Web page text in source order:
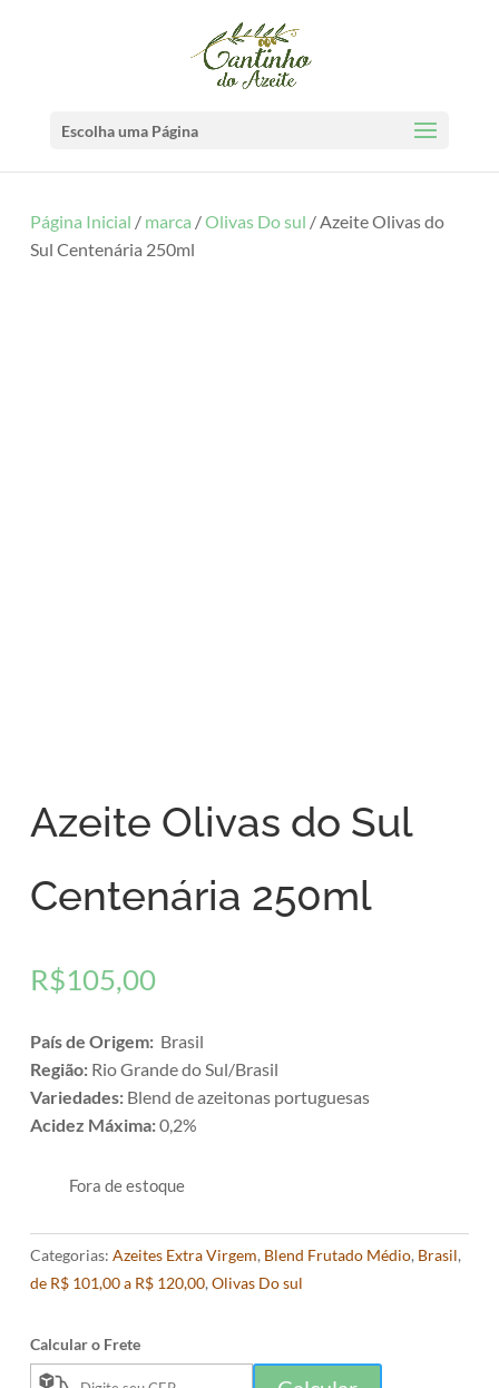
Escolha uma Página
Página Inicial / marca /Olivas Do sul / Azeite Olivas do
Sul Centenária 250ml
Azeite Olivas do Sul
Centenária 250ml
R$105,00
País de Origem: Brasil
Região:Rio Grande do Sul/Brasil
Variedades:Blend de azeitonas portuguesas
Acidez Máxima:0,2%
Fora de estoque
Categorias: Azeites Extra Virgem, Blend Frutado Médio, Brasil,
de R$ 101,00 a R$ 120,00, Olivas Do sul
Calcular o Frete